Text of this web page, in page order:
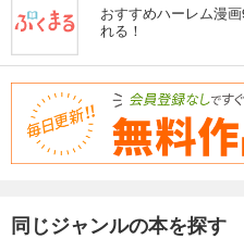
おすすめハーレム漫
れる！
同じジャンルの本を探す